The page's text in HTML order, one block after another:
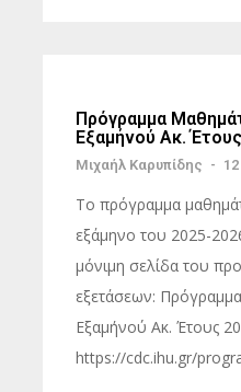
Πρόγραμμα
Εξαμήνού Ακ.
Μιχαήλ Καρυπίδης -
Το πρόγραμμα
εξάμηνο του 2025-
μόνιμη σελίδα του
εξετάσεων:
Εξαμήνού Ακ. Έτους
https://cdc.ihu.gr/